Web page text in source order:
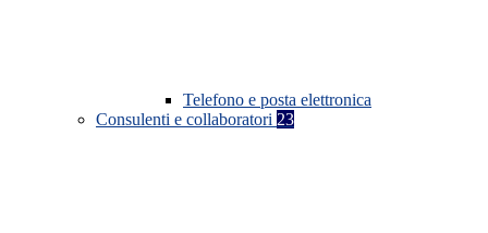
Telefono e posta elettronica
Consulenti e collaboratori 23